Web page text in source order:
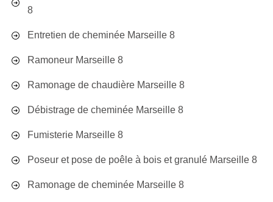
8
Entretien de cheminée Marseille 8
Ramoneur Marseille 8
Ramonage de chaudière Marseille 8
Débistrage de cheminée Marseille 8
Fumisterie Marseille 8
Poseur et pose de poêle à bois et granulé Marseille 8
Ramonage de cheminée Marseille 8